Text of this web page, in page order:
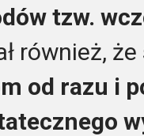
tzw.
również, że
od razu i